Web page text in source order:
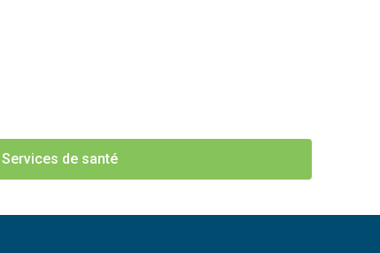
Services de santé